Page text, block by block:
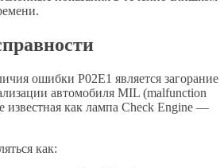
ошибки P02E1 является загорание
автомобиля MIL (malfunction
известная как лампа Check Engine —
как: